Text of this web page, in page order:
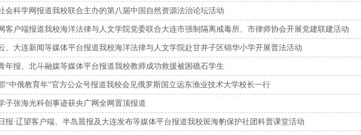
会科学网报道我校联合主办的第八届中国自然资源法治论坛活动
客户端报道我校海洋法律与人文学院党委联合大连市强制隔离戒毒所、市律师协会开展党建联建活动
、大连新闻等媒体平台报道我校海洋法律与人文学院赴甘井子区锦华小学开展普法活动
年报、北斗融媒等媒体平台报道我校教师成功救援被困礁石学生
“中俄教育年”官方公众号报道我校会见俄罗斯国立远东渔业技术大学校长一行
子张海光科创事迹获央广网全网置顶报道
报·辽望客户端、半岛晨报及大连发布等媒体平台报道我校斑海豹保护社团科普课堂活动